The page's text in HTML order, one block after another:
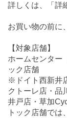
詳しくは、「詳
お買い物の前に
【対象店舗】
ホームセンター
ック店舗
※ドイト西新井
クトーレ店・品
井戸店・草加
トック店舗で